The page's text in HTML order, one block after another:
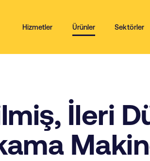
Hizmetler Ürünler Sektörler
İleri